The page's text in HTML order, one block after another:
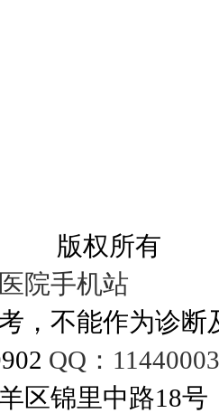
版权所有
院手机站
，不能作为诊
QQ：
区锦里中路18